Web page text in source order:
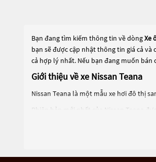
Bạn đang tìm kiếm thông tin về dòngXe
bạn sẽ được cập nhật thông tin giá cả
cả hợp lý nhất. Nếu bạn đang muốn bán
Giới thiệu về xe Nissan Teana
Nissan Teana là một mẫu xe hơi đô thị
Phiên bản mới nhất của Nissan Teana